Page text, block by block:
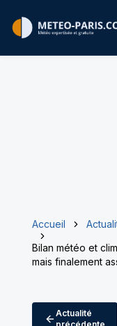
Accueil
Bilan météo et
mais finalement
Actualité